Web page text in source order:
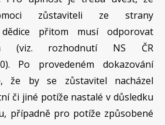
zůstaviteli ze strany
dědice přitom musí odporovat
(viz. rozhodnutí NS ČR
Po provedeném dokazování
že by se zůstavitel nacházel
či jiné potíže nastalé v důsledku
případně pro potíže způsobené